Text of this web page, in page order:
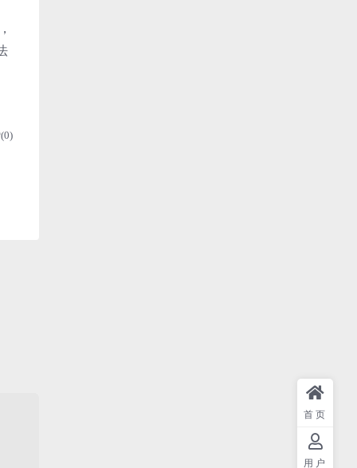
0)
首页
用户